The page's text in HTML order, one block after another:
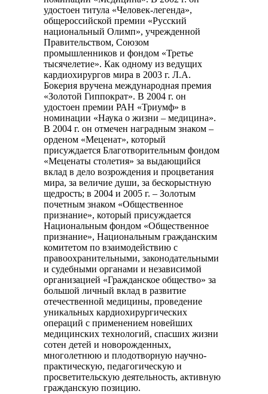
удостоен титула «Человек-легенда»,
общероссийской премии «Русский
национальный Олимп», учрежденной
Правительством, Союзом
промышленников и фондом «Третье
тысячелетие». Как одному из ведущих
кардиохирургов мира в 2003 г. Л.А.
Бокерия вручена международная премия
«Золотой Гиппократ». В 2004 г. он
удостоен премии РАН «Триумф» в
номинации «Наука о жизни – медицина».
В 2004 г. он отмечен наградным знаком –
орденом «Меценат», который
присуждается Благотворительным фондом
«Меценаты столетия» за выдающийся
вклад в дело возрождения и процветания
мира, за величие души, за бескорыстную
щедрость; в 2004 и 2005 г. – Золотым
почетным знаком «Общественное
признание», который присуждается
Национальным фондом «Общественное
признание», Национальным гражданским
комитетом по взаимодействию с
правоохранительными, законодательными
и судебными органами и независимой
организацией «Гражданское общество» за
большой личный вклад в развитие
отечественной медицины, проведение
уникальных кардиохирургических
операций с применением новейших
медицинских технологий, спасших жизни
сотен детей и новорожденных,
многолетнюю и плодотворную научно-
практическую, педагогическую и
просветительскую деятельность, активную
гражданскую позицию.